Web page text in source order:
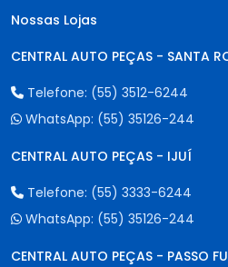
Nossas Lojas
CENTRAL AUTO PEÇAS - SANTA
Telefone: (55) 3512-6244
WhatsApp: (55) 35126-244
CENTRAL AUTO PEÇAS - IJUÍ
Telefone: (55) 3333-6244
WhatsApp: (55) 35126-244
CENTRAL AUTO PEÇAS - PASSO